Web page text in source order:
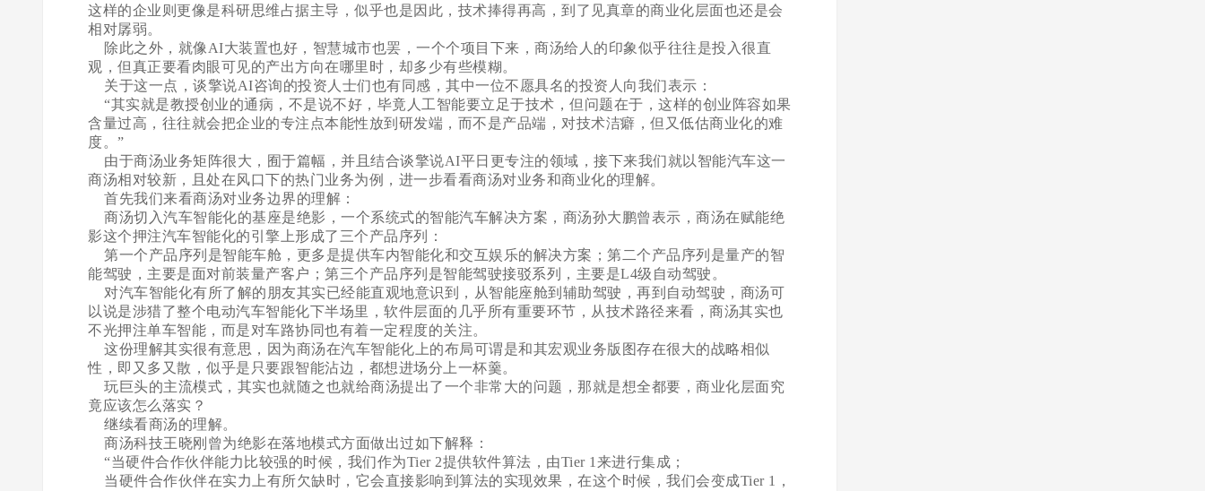
这样的企业则更像是科研思维占据主导，似乎也是因此，技术捧得再高，到了见真章的商业化层面也还是会
相对孱弱。
除此之外，就像AI大装置也好，智慧城市也罢，一个个项目下来，商汤给人的印象似乎往往是投入很直
观，但真正要看肉眼可见的产出方向在哪里时，却多少有些模糊。
关于这一点，谈擎说AI咨询的投资人士们也有同感，其中一位不愿具名的投资人向我们表示：
“其实就是教授创业的通病，不是说不好，毕竟人工智能要立足于技术，但问题在于，这样的创业阵容如果
含量过高，往往就会把企业的专注点本能性放到研发端，而不是产品端，对技术洁癖，但又低估商业化的难
度。”
由于商汤业务矩阵很大，囿于篇幅，并且结合谈擎说AI平日更专注的领域，接下来我们就以智能汽车这一
商汤相对较新，且处在风口下的热门业务为例，进一步看看商汤对业务和商业化的理解。
首先我们来看商汤对业务边界的理解：
商汤切入汽车智能化的基座是绝影，一个系统式的智能汽车解决方案，商汤孙大鹏曾表示，商汤在赋能绝
影这个押注汽车智能化的引擎上形成了三个产品序列：
第一个产品序列是智能车舱，更多是提供车内智能化和交互娱乐的解决方案；第二个产品序列是量产的智
能驾驶，主要是面对前装量产客户；第三个产品序列是智能驾驶接驳系列，主要是L4级自动驾驶。
对汽车智能化有所了解的朋友其实已经能直观地意识到，从智能座舱到辅助驾驶，再到自动驾驶，商汤可
以说是涉猎了整个电动汽车智能化下半场里，软件层面的几乎所有重要环节，从技术路径来看，商汤其实也
不光押注单车智能，而是对车路协同也有着一定程度的关注。
这份理解其实很有意思，因为商汤在汽车智能化上的布局可谓是和其宏观业务版图存在很大的战略相似
性，即又多又散，似乎是只要跟智能沾边，都想进场分上一杯羹。
玩巨头的主流模式，其实也就随之也就给商汤提出了一个非常大的问题，那就是想全都要，商业化层面究
竟应该怎么落实？
继续看商汤的理解。
商汤科技王晓刚曾为绝影在落地模式方面做出过如下解释：
“当硬件合作伙伴能力比较强的时候，我们作为Tier 2提供软件算法，由Tier 1来进行集成；
当硬件合作伙伴在实力上有所欠缺时，它会直接影响到算法的实现效果，在这个时候，我们会变成Tier 1，